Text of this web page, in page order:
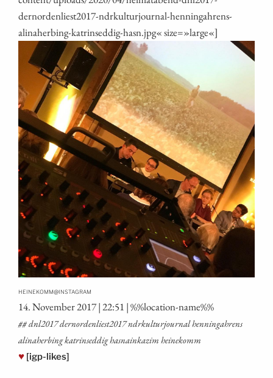
dernordenliest2017-ndrkulturjournal-henningahrens-
alinaherbing-katrinseddig-hasn.jpg« size=»large«]
HEINEKOMM@INSTAGRAM
14. Novem­ber 2017 | 22:51 | %%loca­ti­on-name%%
## dnl2017 dernordenliest2017 ndrkul­tur­jour­nal hen­nin­ga­h­rens
ali­na­he­r­bing kat­rin­seddig has­nain­ka­zim heinekomm
♥ [igp-likes]